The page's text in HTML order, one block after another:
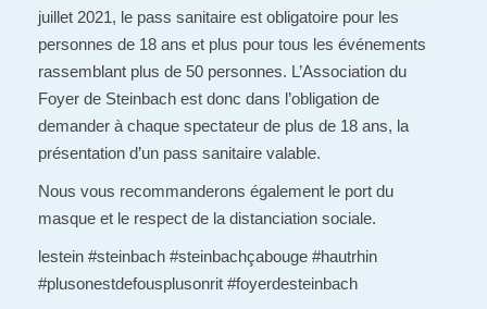
juillet 2021, le pass sanitaire est obligatoire pour les
personnes de 18 ans et plus pour tous les événements
rassemblant plus de 50 personnes. L’Association du
Foyer de Steinbach est donc dans l’obligation de
demander à chaque spectateur de plus de 18 ans, la
présentation d’un pass sanitaire valable.
Nous vous recommanderons également le port du
masque et le respect de la distanciation sociale.
lestein #steinbach #steinbachçabouge #hautrhin
#plusonestdefousplusonrit #foyerdesteinbach